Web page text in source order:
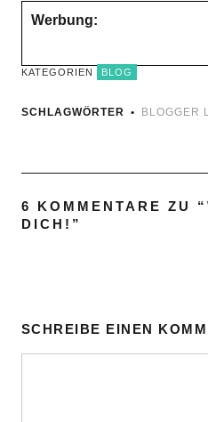
Werbung:
KATEGORIEN BLOG
SCHLAGWÖRTER BLOGGER
6 KOMMENTARE ZU “
DICH! ”
SCHREIBE EINEN